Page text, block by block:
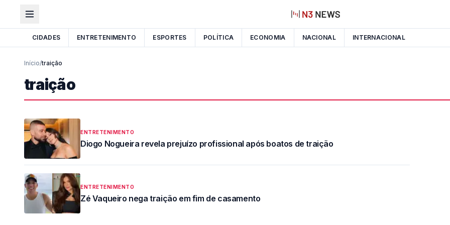
CIDADES ENTRETENIMENTO ESPORTES POLÍTICA ECONOMIA NACIONAL INTERNACIONAL
Início/traição
traição
ENTRETENIMENTO
Diogo Nogueira revela prejuízo profissional após boatos de traição
ENTRETENIMENTO
Zé Vaqueiro nega traição em fim de casamento